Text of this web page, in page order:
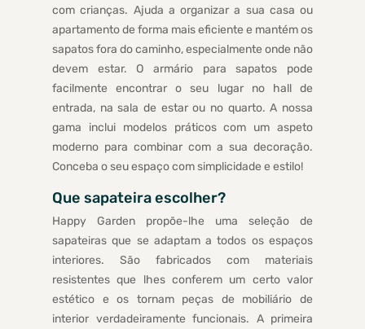
com crianças. Ajuda a organizar a sua casa ou
apartamento de forma mais eficiente e mantém os
sapatos fora do caminho, especialmente onde não
devem estar. O armário para sapatos pode
facilmente encontrar o seu lugar no hall de
entrada, na sala de estar ou no quarto. A nossa
gama inclui modelos práticos com um aspeto
moderno para combinar com a sua decoração.
Conceba o seu espaço com simplicidade e estilo!
Que sapateira escolher?
Happy Garden propõe-lhe uma seleção de
sapateiras que se adaptam a todos os espaços
interiores. São fabricados com materiais
resistentes que lhes conferem um certo valor
estético e os tornam peças de mobiliário de
interior verdadeiramente funcionais. A primeira